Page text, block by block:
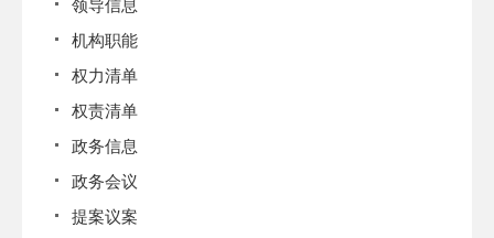
机构职能
权力清单
权责清单
政务信息
政务会议
提案议案